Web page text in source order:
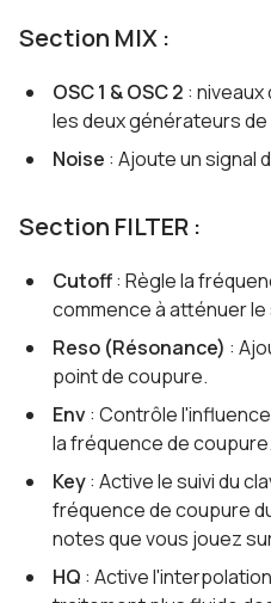
Section MIX :
OSC 1 & OSC 2 : niveaux
les deux générateurs
Noise : Ajoute un signal
Section FILTER :
Cutoff: Règle la
commence à atténuer le
Reso (Résonance) :
point de coupure.
Env: Contrôle
la fréquence de coupure.
Key: Active le suivi du
fréquence de coupure
notes que vous jouez
HQ : Active